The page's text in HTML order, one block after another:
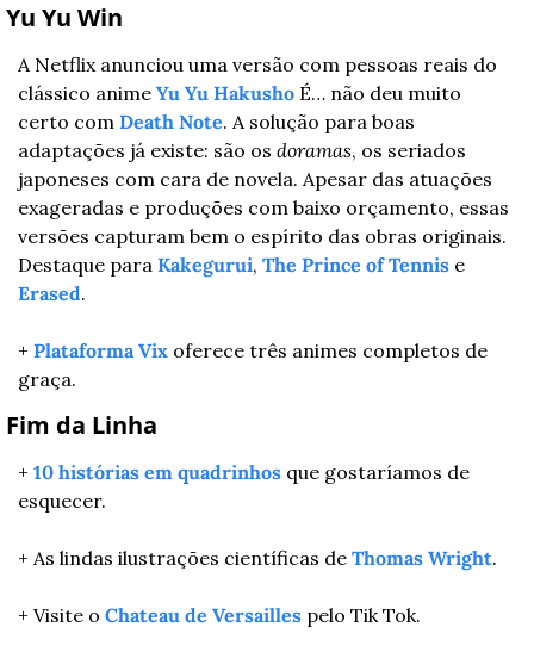
Yu Yu Win
A Netflix anunciou uma versão com pessoas reais do
clássico anime Yu Yu Hakusho É… não deu muito
certo com Death Note. A solução para boas
adaptações já existe: são os doramas, os seriados
japoneses com cara de novela. Apesar das atuações
exageradas e produções com baixo orçamento, essas
versões capturam bem o espírito das obras originais.
Destaque para Kakegurui, The Prince of Tennis
Erased.
+ Plataforma Vix oferece três animes completos de
graça.
Fim da Linha
+ 10 histórias em quadrinhos que gostaríamos de
esquecer.
+ As lindas ilustrações científicas de Thomas Wright.
+ Visite o Chateau de Versailles pelo Tik Tok.